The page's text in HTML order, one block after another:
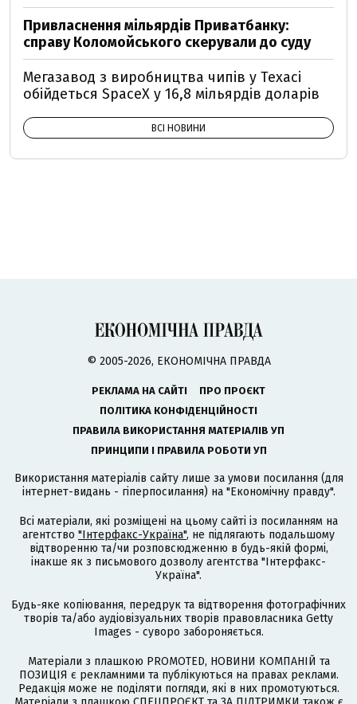
Привласнення мільярдів Приватбанку:
справу Коломойського скерували до суду
Мегазавод з виробництва чипів у Техасі
обійдеться SpaceX у 16,8 мільярдів доларів
ВСІ НОВИНИ
© 2005-2026, ЕКОНОМІЧНА ПРАВДА
РЕКЛАМА НА САЙТІ
ПРО ПРОЄКТ
ПОЛІТИКА КОНФІДЕНЦІЙНОСТІ
ПРАВИЛА ВИКОРИСТАННЯ МАТЕРІАЛІВ УП
ПРИНЦИПИ І ПРАВИЛА РОБОТИ УП
Використання матеріалів сайту лише за умови посилання (для
інтернет-видань - гіперпосилання) на "Економічну правду".
Всі матеріали, які розміщені на цьому сайті із посиланням на
агентство "Інтерфакс-Україна", не підлягають подальшому
відтворенню та/чи розповсюдженню в будь-якій формі,
інакше як з письмового дозволу агентства "Інтерфакс-
Україна".
Будь-яке копіювання, передрук та відтворення фотографічних
творів та/або аудіовізуальних творів правовласника Getty
Images - суворо забороняється.
Матеріали з плашкою PROMOTED, НОВИНИ КОМПАНІЙ та
ПОЗИЦІЯ є рекламними та публікуються на правах реклами.
Редакція може не поділяти погляди, які в них промотуються.